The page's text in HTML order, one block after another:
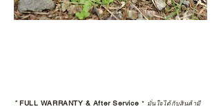
*FULL WARRANTY & After Service * มั่นใจได้กับสินค้ามี